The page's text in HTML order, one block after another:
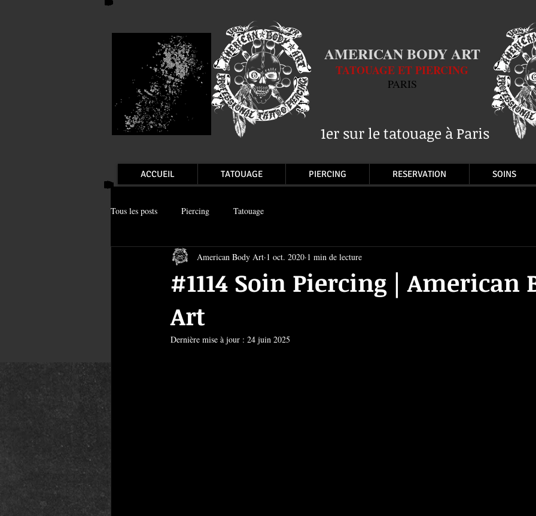
AMERICAN BODY ART
TATOUAGE ET PIERCING
PARIS
1er sur le tatouage à Paris
ACCUEIL TATOUAGE PIERCING RESERVATION SOINS
Tous les posts Piercing Tatouage
#1114 Soin Piercing | American
Art
American Body Art 1 oct. 2020 1 min de lecture
Dernière mise à jour : 24 juin 2025